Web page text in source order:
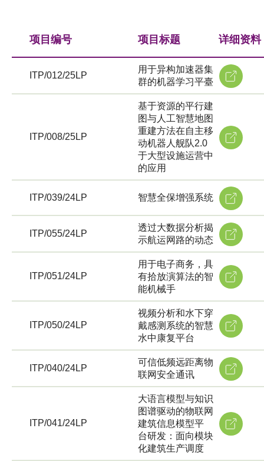
项目编号 项目标题 详细资料
ITP/012/25LP
用于异构加速器集
群的机器学习平臺
ITP/008/25LP
基于资源的平行建
图与人工智慧地图
重建方法在自主移
动机器人舰队2.0
于大型设施运营中
的应用
ITP/039/24LP 智慧全保增强系统
ITP/055/24LP
透过大数据分析揭
示航运网路的动态
ITP/051/24LP
用于电子商务，具
有拾放演算法的智
能机械手
ITP/050/24LP
视频分析和水下穿
戴感测系统的智慧
水中康复平台
ITP/040/24LP
可信低频远距离物
联网安全通讯
ITP/041/24LP
大语言模型与知识
图谱驱动的物联网
建筑信息模型平
台研发：面向模块
化建筑生产调度